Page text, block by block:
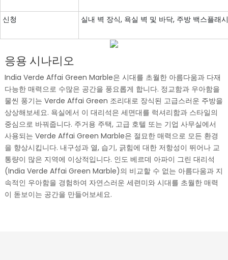
신청 실내 벽 장식, 욕실 벽 및 바닥, 주방 백스플래
응용 시나리오
India Verde Affai Green Marble은 시대를 초월한 아름다움과 다재
다능한 매력으로 수많은 공간을 풍요롭게 합니다. 정교함과 우아함을
물씬 풍기는 Verde Affai Green 조리대로 장식된 고급스러운 주방을
상상해보세요. 욕실에서 이 대리석은 세면대를 럭셔리함과 스타일의
중심으로 바꿔줍니다. 주거용 주택, 고급 호텔 또는 기업 사무실에서
사용되는 Verde Affai Green Marble은 절묘한 매력으로 모든 환경
을 향상시킵니다. 내구성과 열, 습기, 긁힘에 대한 저항성이 뛰어나 교
통량이 많은 지역에 이상적입니다. 인도 베르데 아파이 그린 대리석
(India Verde Affai Green Marble)의 비교할 수 없는 아름다움과 지
속적인 우아함을 경험하여 자연스러운 세련미와 시대를 초월한 매력
이 돋보이는 공간을 만들어보세요.